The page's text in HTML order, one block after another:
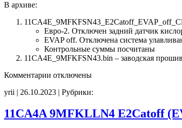
В архиве:
Евро-2. Отключен задний датчик
EVAP off. Отключена система
Контрольные суммы посчитаны
11CA4E_9MFKFSN43.bin – заводская
Комментарии к
11CA4E
E2Catoff
EVAP_off
отключены
yrii | 26.10.2023 | Рубрики:
11CA4A 9MFKLLN4 E2Catoff